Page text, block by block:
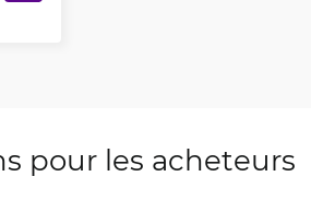
pour les acheteurs